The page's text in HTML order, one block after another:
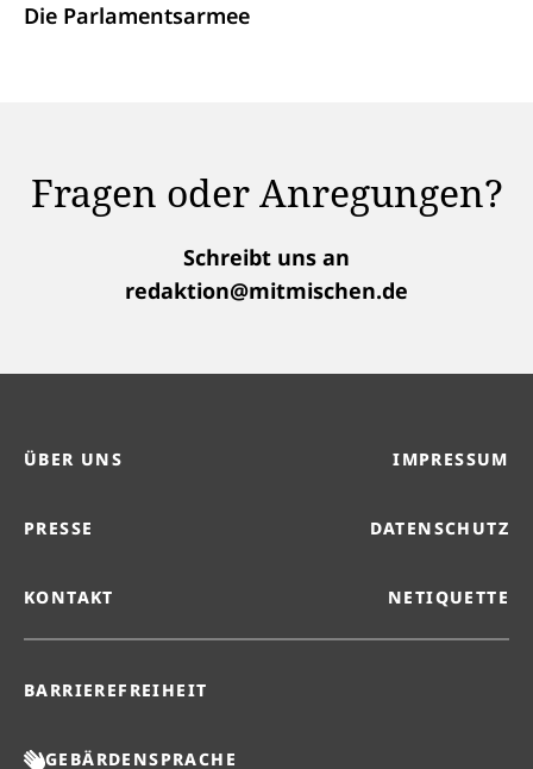
Die Parlamentsarmee
Fragen oder Anregungen?
Schreibt uns an
redaktion@mitmischen.de
ÜBER UNS IMPRESSUM
PRESSE DATENSCHUTZ
KONTAKT NETIQUETTE
BARRIEREFREIHEIT
GEBÄRDENSPRACHE